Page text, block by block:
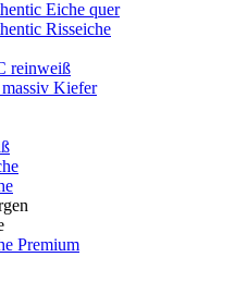
Eiche quer
Risseiche
reinweiß
Kiefer
Premium